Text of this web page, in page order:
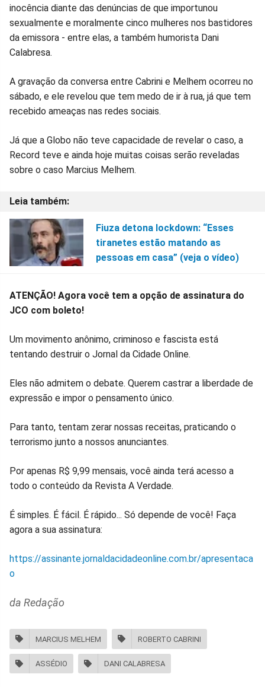
inocência diante das denúncias de que importunou
sexualmente e moralmente cinco mulheres nos bastidores
da emissora - entre elas, a também humorista Dani
Calabresa.
A gravação da conversa entre Cabrini e Melhem ocorreu no
sábado, e ele revelou que tem medo de ir à rua, já que tem
recebido ameaças nas redes sociais.
Já que a Globo não teve capacidade de revelar o caso, a
Record teve e ainda hoje muitas coisas serão reveladas
sobre o caso Marcius Melhem.
Fiuza detona lockdown: “Esses
tiranetes estão matando as
pessoas em casa” (veja o vídeo)
ATENÇÃO! Agora você tem a opção de assinatura do
JCO com boleto!
Um movimento anônimo, criminoso e fascista está
tentando destruir o Jornal da Cidade Online.
Eles não admitem o debate. Querem castrar a liberdade de
expressão e impor o pensamento único.
Para tanto, tentam zerar nossas receitas, praticando o
terrorismo junto a nossos anunciantes.
Por apenas R$ 9,99 mensais, você ainda terá acesso a
todo o conteúdo da Revista A Verdade.
É simples. É fácil. É rápido... Só depende de você! Faça
agora a sua assinatura:
https://assinante.jornaldacidadeonline.com.br/apresentaca
o
da Redação
MARCIUS MELHEM ROBERTO CABRINI
ASSÉDIO DANI CALABRESA